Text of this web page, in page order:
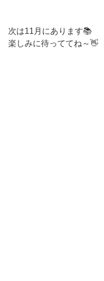
次は11月にあります📚
楽しみに待っててね～👋